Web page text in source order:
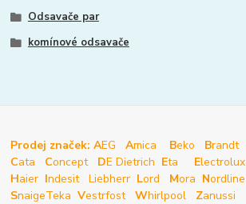
Odsavače par
komínové odsavače
Prodej značek: AEG Amica Beko Brandt
Cata Concept DE Dietrich Eta Electrolux
Haier Indesit Liebherr Lord Mora Nordline
SnaigeTeka Vestrfost Whirlpool Zanussi